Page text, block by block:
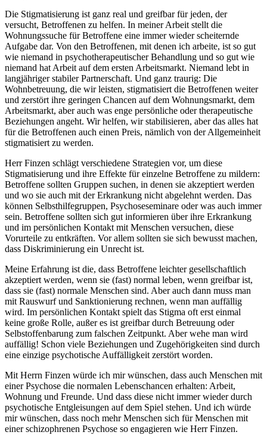
Die Stigmatisierung ist ganz real und greifbar für jeden, der
versucht, Betroffenen zu helfen. In meiner Arbeit stellt die
Wohnungssuche für Betroffene eine immer wieder scheiternde
Aufgabe dar. Von den Betroffenen, mit denen ich arbeite, ist so gut
wie niemand in psychotherapeutischer Behandlung und so gut wie
niemand hat Arbeit auf dem ersten Arbeitsmarkt. Niemand lebt in
langjähriger stabiler Partnerschaft. Und ganz traurig: Die
Wohnbetreuung, die wir leisten, stigmatisiert die Betroffenen weiter
und zerstört ihre geringen Chancen auf dem Wohnungsmarkt, dem
Arbeitsmarkt, aber auch was enge persönliche oder therapeutische
Beziehungen angeht. Wir helfen, wir stabilisieren, aber das alles hat
für die Betroffenen auch einen Preis, nämlich von der Allgemeinheit
stigmatisiert zu werden.
Herr Finzen schlägt verschiedene Strategien vor, um diese
Stigmatisierung und ihre Effekte für einzelne Betroffene zu mildern:
Betroffene sollten Gruppen suchen, in denen sie akzeptiert werden
und wo sie auch mit der Erkrankung nicht abgelehnt werden. Das
können Selbsthilfegruppen, Psychoseseminare oder was auch immer
sein. Betroffene sollten sich gut informieren über ihre Erkrankung
und im persönlichen Kontakt mit Menschen versuchen, diese
Vorurteile zu entkräften. Vor allem sollten sie sich bewusst machen,
dass Diskriminierung ein Unrecht ist.
Meine Erfahrung ist die, dass Betroffene leichter gesellschaftlich
akzeptiert werden, wenn sie (fast) normal leben, wenn greifbar ist,
dass sie (fast) normale Menschen sind. Aber auch dann muss man
mit Rauswurf und Sanktionierung rechnen, wenn man auffällig
wird. Im persönlichen Kontakt spielt das Stigma oft erst einmal
keine große Rolle, außer es ist greifbar durch Betreuung oder
Selbstoffenbarung zum falschen Zeitpunkt. Aber wehe man wird
auffällig! Schon viele Beziehungen und Zugehörigkeiten sind durch
eine einzige psychotische Auffälligkeit zerstört worden.
Mit Herrn Finzen würde ich mir wünschen, dass auch Menschen mit
einer Psychose die normalen Lebenschancen erhalten: Arbeit,
Wohnung und Freunde. Und dass diese nicht immer wieder durch
psychotische Entgleisungen auf dem Spiel stehen. Und ich würde
mir wünschen, dass noch mehr Menschen sich für Menschen mit
einer schizophrenen Psychose so engagieren wie Herr Finzen.